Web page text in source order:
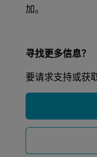
加。
寻找更多信息？
要请求支持或获